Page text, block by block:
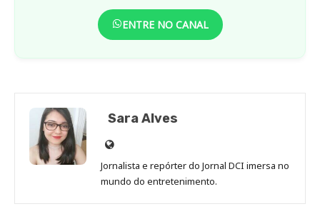
ENTRE NO CANAL
Sara Alves
Site
de
Sara
Jornalista e repórter do Jornal DCI imersa no
mundo do entretenimento.